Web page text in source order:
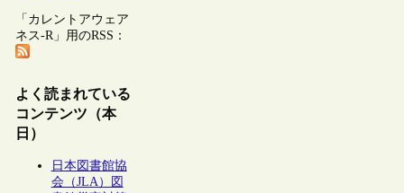
「カレントアウェア
ネス-R」用のRSS：
よく読まれている
コンテンツ（本
日）
日本図書館協
会（JLA）図